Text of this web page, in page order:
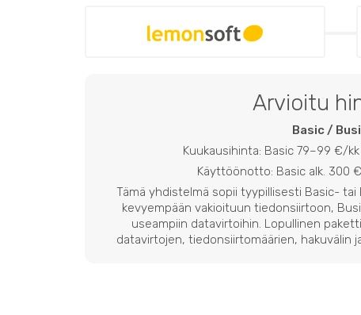
Arvioitu
Basic /
Kuukausihinta: Basic 79–99 €/
Käyttöönotto: Basic alk. 300
Tämä yhdistelmä sopii tyypillisesti Basic-
kevyempään vakioituun tiedonsiirtoon,
useampiin datavirtoihin. Lopullinen
datavirtojen, tiedonsiirtomäärien, hakuvälin